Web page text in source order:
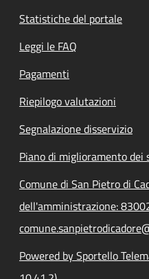
Statistiche del portale
Leggi le FAQ
Pagamenti
Riepilogo valutazioni
Segnalazione disservizio
Piano di miglioramento dei
Comune di San Pietro di
dell'amministrazione:
Powered by Sportello